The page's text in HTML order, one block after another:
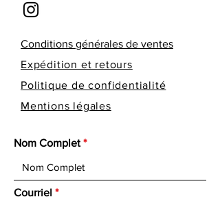
Conditions générales de ventes
Expédition et retours
Politique de confidentialité
Mentions légales
Nom Complet
Courriel